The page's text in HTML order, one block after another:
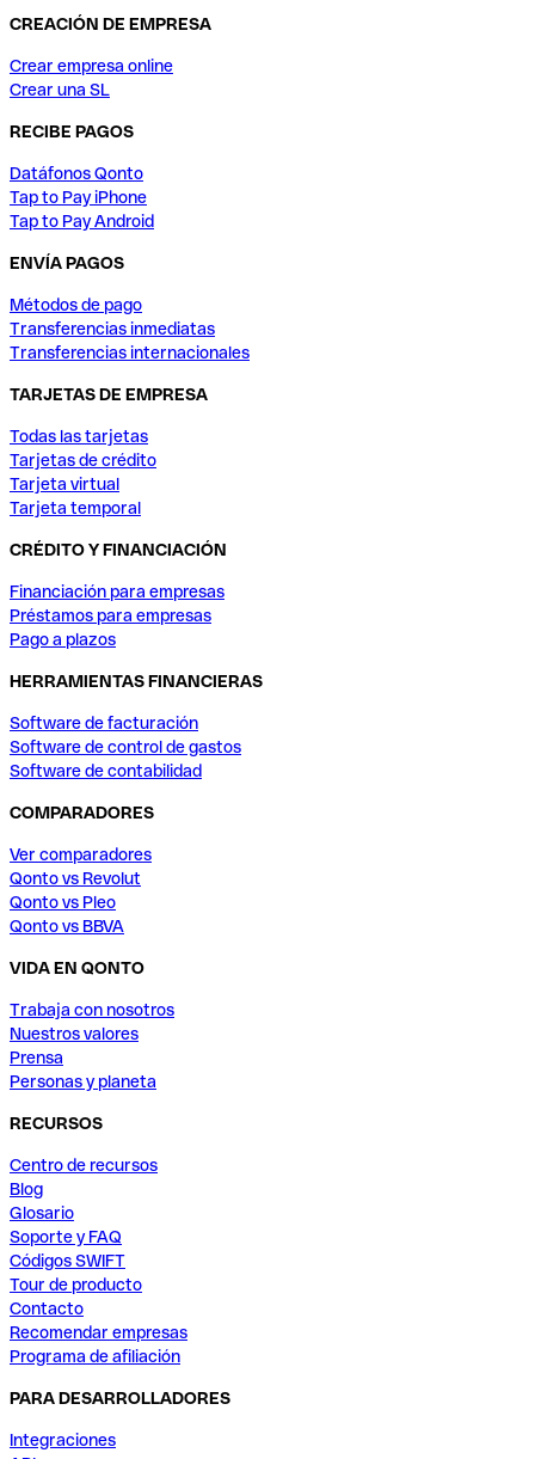
CREACIÓN DE EMPRESA
Crear empresa online
Crear una SL
RECIBE PAGOS
Datáfonos Qonto
Tap to Pay iPhone
Tap to Pay Android
ENVÍA PAGOS
Métodos de pago
Transferencias inmediatas
Transferencias internacionales
TARJETAS DE EMPRESA
Todas las tarjetas
Tarjetas de crédito
Tarjeta virtual
Tarjeta temporal
CRÉDITO Y FINANCIACIÓN
Financiación para empresas
Préstamos para empresas
Pago a plazos
HERRAMIENTAS FINANCIERAS
Software de facturación
Software de control de gastos
Software de contabilidad
COMPARADORES
Ver comparadores
Qonto vs Revolut
Qonto vs Pleo
Qonto vs BBVA
VIDA EN QONTO
Trabaja con nosotros
Nuestros valores
Prensa
Personas y planeta
RECURSOS
Centro de recursos
Blog
Glosario
Soporte y FAQ
Códigos SWIFT
Tour de producto
Contacto
Recomendar empresas
Programa de afiliación
PARA DESARROLLADORES
Integraciones